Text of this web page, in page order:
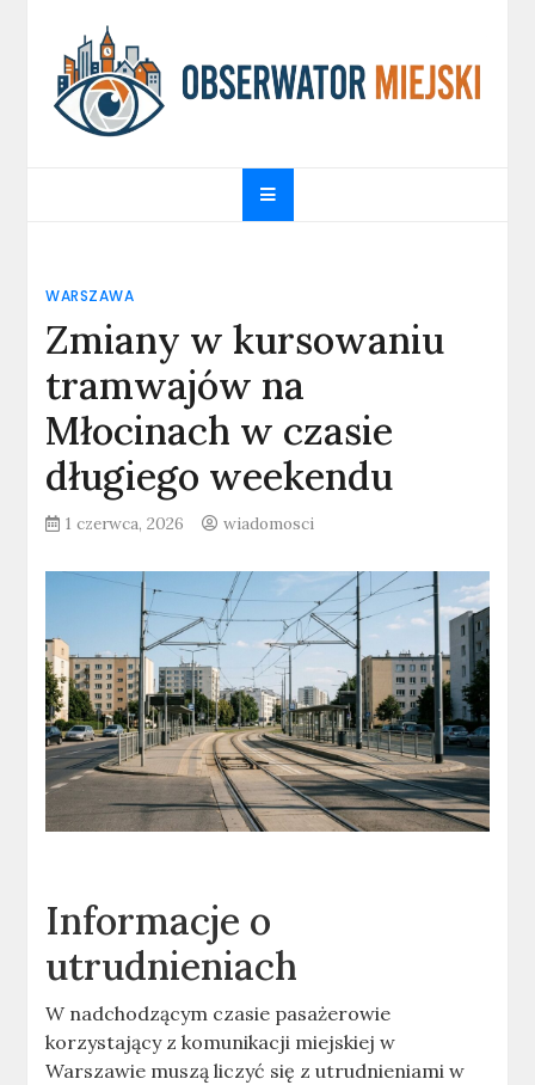
content
obserwatormiejski.pl
WARSZAWA
Zmiany w kursowaniu
tramwajów na
Młocinach w czasie
długiego weekendu
1 czerwca, 2026 wiadomosci
Informacje o
utrudnieniach
W nadchodzącym czasie pasażerowie
korzystający z komunikacji miejskiej w
Warszawie muszą liczyć się z utrudnieniami w